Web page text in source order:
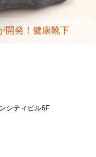
開発！健康靴下
シティビル6F